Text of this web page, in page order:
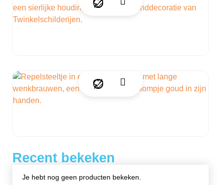
Recent bekeken
Je hebt nog geen producten bekeken.